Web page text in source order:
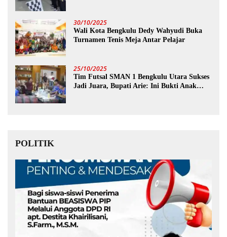
30/10/2025
Wali Kota Bengkulu Dedy Wahyudi Buka
Turnamen Tenis Meja Antar Pelajar
25/10/2025
Tim Futsal SMAN 1 Bengkulu Utara Sukses
Jadi Juara, Bupati Arie: Ini Bukti Anak
POLITIK